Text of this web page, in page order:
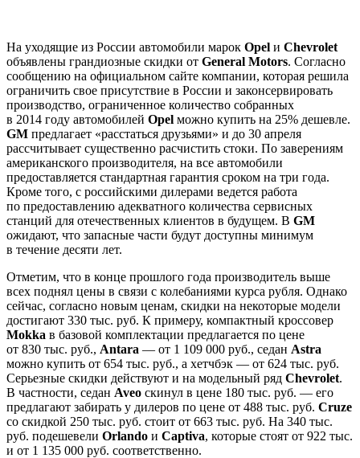
На уходящие из России автомобили марок Opel и Chevrolet
объявлены грандиозные скидки от General Motors. Согласно
сообщению на официальном сайте компании, которая решила
ограничить свое присутствие в России и законсервировать
производство, ограниченное количество собранных
в 2014 году автомобилей Opel можно купить на 25% дешевле.
GM предлагает «расстаться друзьями» и до 30 апреля
рассчитывает существенно расчистить стоки. По заверениям
американского производителя, на все автомобили
предоставляется стандартная гарантия сроком на три года.
Кроме того, с российскими дилерами ведется работа
по предоставлению адекватного количества сервисных
станций для отечественных клиентов в будущем. В GM
ожидают, что запасные части будут доступны минимум
в течение десяти лет.
Отметим, что в конце прошлого года производитель выше
всех поднял цены в связи с колебаниями курса рубля. Однако
сейчас, согласно новым ценам, скидки на некоторые модели
достигают 330 тыс. руб. К примеру, компактный кроссовер
Mokka в базовой комплектации предлагается по цене
от 830 тыс. руб., Antara — от 1 109 000 руб., седан Astra
можно купить от 654 тыс. руб., а хетчбэк — от 624 тыс. руб.
Серьезные скидки действуют и на модельный ряд Chevrolet.
В частности, седан Aveo скинул в цене 180 тыс. руб. — его
предлагают забирать у дилеров по цене от 488 тыс. руб. Cruze
со скидкой 250 тыс. руб. стоит от 663 тыс. руб. На 340 тыс.
руб. подешевели Orlando и Captiva, которые стоят от 922 тыс.
и от 1 135 000 руб. соответственно.